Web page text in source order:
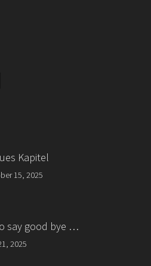
Kapitel
15, 2025
say good bye …
2025